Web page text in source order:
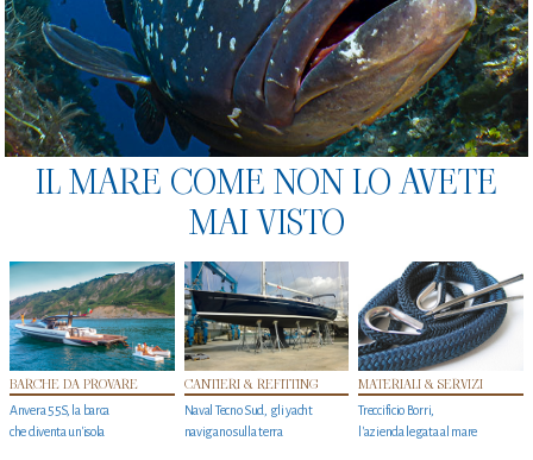
IL MARE COME NON LO AVETE
MAI VISTO
BARCHE DA PROVARE
Anvera 55S, la barca
che diventa un'isola
CANTIERI & REFITTING
Naval Tecno Sud, gli yacht
navigano sulla terra
MATERIALI & SERVIZI
Treccificio Borri,
l'azienda legata al mare